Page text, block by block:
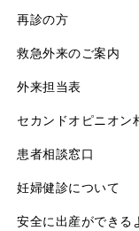
再診の方
救急外来のご案内
外来担当表
セカンドオピニオン
患者相談窓口
妊婦健診について
安全に出産ができる